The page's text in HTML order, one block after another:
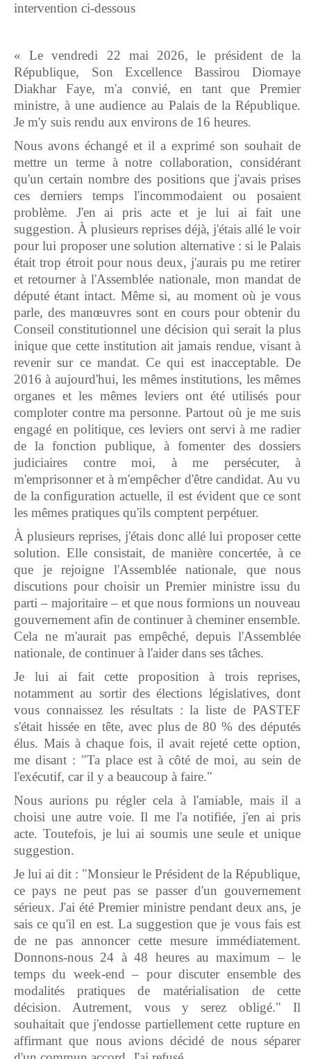
intervention ci-dessous
« Le vendredi 22 mai 2026, le président de la
République, Son Excellence Bassirou Diomaye
Diakhar Faye, m'a convié, en tant que Premier
ministre, à une audience au Palais de la République.
Je m'y suis rendu aux environs de 16 heures.
Nous avons échangé et il a exprimé son souhait de
mettre un terme à notre collaboration, considérant
qu'un certain nombre des positions que j'avais prises
ces derniers temps l'incommodaient ou posaient
problème. J'en ai pris acte et je lui ai fait une
suggestion. À plusieurs reprises déjà, j'étais allé le voir
pour lui proposer une solution alternative : si le Palais
était trop étroit pour nous deux, j'aurais pu me retirer
et retourner à l'Assemblée nationale, mon mandat de
député étant intact. Même si, au moment où je vous
parle, des manœuvres sont en cours pour obtenir du
Conseil constitutionnel une décision qui serait la plus
inique que cette institution ait jamais rendue, visant à
revenir sur ce mandat. Ce qui est inacceptable. De
2016 à aujourd'hui, les mêmes institutions, les mêmes
organes et les mêmes leviers ont été utilisés pour
comploter contre ma personne. Partout où je me suis
engagé en politique, ces leviers ont servi à me radier
de la fonction publique, à fomenter des dossiers
judiciaires contre moi, à me persécuter, à
m'emprisonner et à m'empêcher d'être candidat. Au vu
de la configuration actuelle, il est évident que ce sont
les mêmes pratiques qu'ils comptent perpétuer.
À plusieurs reprises, j'étais donc allé lui proposer cette
solution. Elle consistait, de manière concertée, à ce
que je rejoigne l'Assemblée nationale, que nous
discutions pour choisir un Premier ministre issu du
parti – majoritaire – et que nous formions un nouveau
gouvernement afin de continuer à cheminer ensemble.
Cela ne m'aurait pas empêché, depuis l'Assemblée
nationale, de continuer à l'aider dans ses tâches.
Je lui ai fait cette proposition à trois reprises,
notamment au sortir des élections législatives, dont
vous connaissez les résultats : la liste de PASTEF
s'était hissée en tête, avec plus de 80 % des députés
élus. Mais à chaque fois, il avait rejeté cette option,
me disant : "Ta place est à côté de moi, au sein de
l'exécutif, car il y a beaucoup à faire."
Nous aurions pu régler cela à l'amiable, mais il a
choisi une autre voie. Il me l'a notifiée, j'en ai pris
acte. Toutefois, je lui ai soumis une seule et unique
suggestion.
Je lui ai dit : "Monsieur le Président de la République,
ce pays ne peut pas se passer d'un gouvernement
sérieux. J'ai été Premier ministre pendant deux ans, je
sais ce qu'il en est. La suggestion que je vous fais est
de ne pas annoncer cette mesure immédiatement.
Donnons-nous 24 à 48 heures au maximum – le
temps du week-end – pour discuter ensemble des
modalités pratiques de matérialisation de cette
décision. Autrement, vous y serez obligé." Il
souhaitait que j'endosse partiellement cette rupture en
affirmant que nous avions décidé de nous séparer